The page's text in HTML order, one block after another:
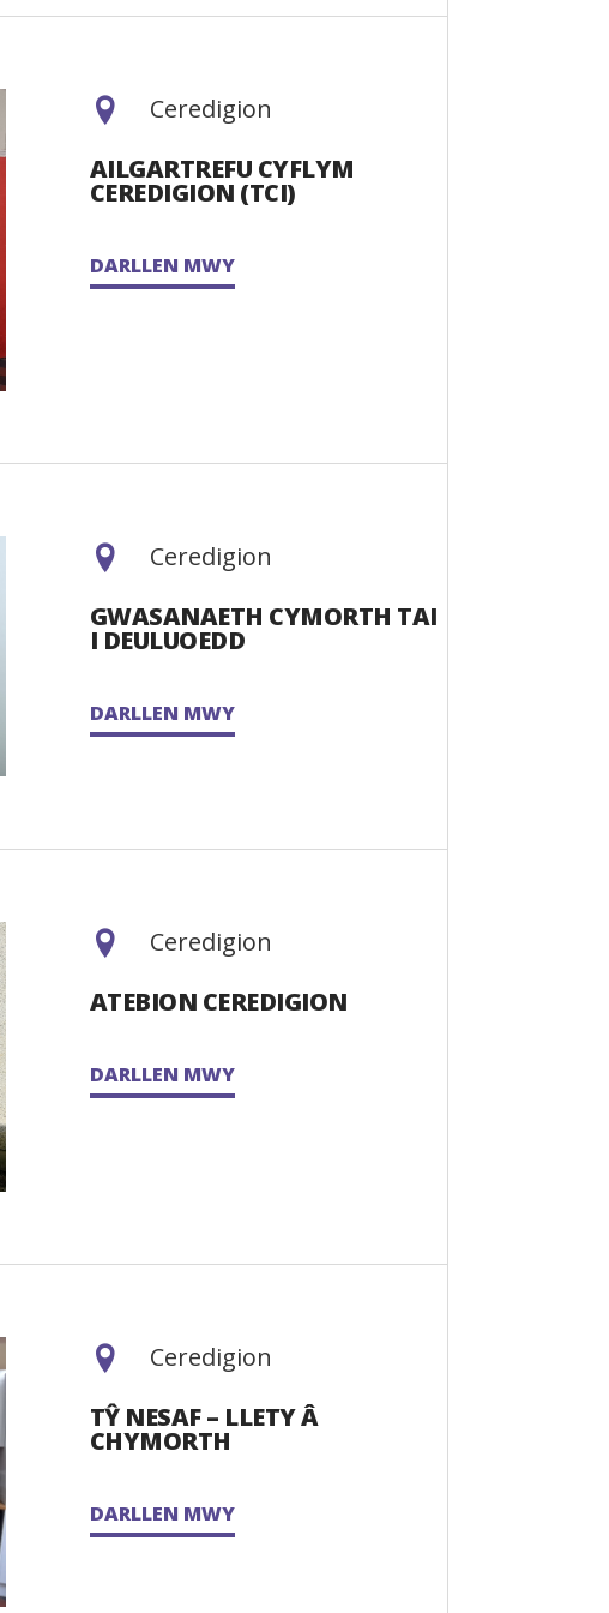
Ceredigion
AILGARTREFU CYFLYM
CEREDIGION (TCI)
DARLLEN MWY
Ceredigion
GWASANAETH CYMORTH TAI
I DEULUOEDD
DARLLEN MWY
Ceredigion
ATEBION CEREDIGION
DARLLEN MWY
Ceredigion
TŶ NESAF – LLETY Â
CHYMORTH
DARLLEN MWY